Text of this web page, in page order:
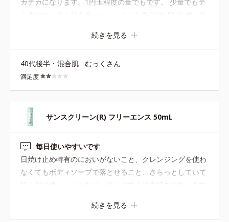
カテカになります。1円玉程度の量でもです。 少量でもテ
います。 リピなしです。
続きを見る
40代後半・混合肌 むっくさん
満足度
サンスクリーン(R) フリーエンス 50mL
毎日使いやすいです
日焼け止め特有のにおいがないこと、クレンジングを使わ
なくてもボディソープで落とせること、さらっとしていて
続きを見る